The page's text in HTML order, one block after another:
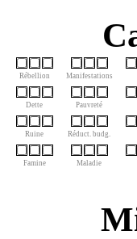
Rébellion Manifestations
Dette Pauvreté
Ruine Réduct. budg.
Famine Maladie